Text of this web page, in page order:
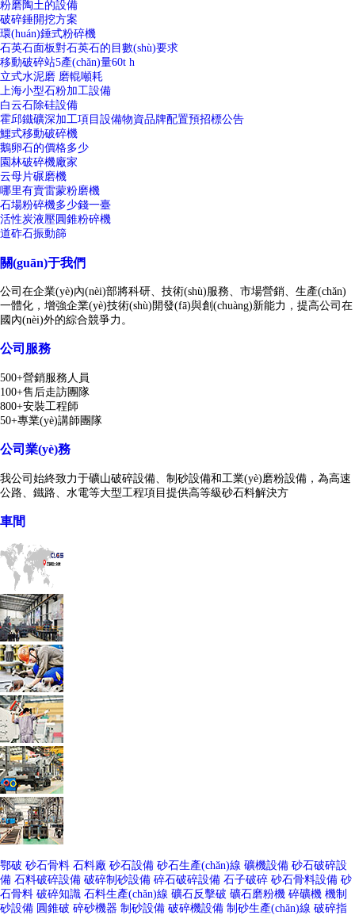
粉磨陶土的設備
破碎錘開挖方案
環(huán)錘式粉碎機
石英石面板對石英石的目數(shù)要求
移動破碎站5產(chǎn)量60t h
立式水泥磨 磨輥噸耗
上海小型石粉加工設備
白云石除硅設備
霍邱鐵礦深加工項目設備物資品牌配置預招標公告
鱷式移動破碎機
鵝卵石的價格多少
園林破碎機廠家
云母片碾磨機
哪里有賣雷蒙粉磨機
石場粉碎機多少錢一臺
活性炭液壓圓錐粉碎機
道砟石振動篩
關(guān)于我們
公司在企業(yè)內(nèi)部將科研、技術(shù)服務、市場營銷、生產(chǎn)
一體化，增強企業(yè)技術(shù)開發(fā)與創(chuàng)新能力，提高公司在
國內(nèi)外的綜合競爭力。
公司服務
500+營銷服務人員
100+售后走訪團隊
800+安裝工程師
50+專業(yè)講師團隊
公司業(yè)務
我公司始終致力于礦山破碎設備、制砂設備和工業(yè)磨粉設備，為高速
公路、鐵路、水電等大型工程項目提供高等級砂石料解決方
車間
鄂破 砂石骨料 石料廠 砂石設備 砂石生產(chǎn)線 礦機設備 砂石破碎設
備 石料破碎設備 破碎制砂設備 碎石破碎設備 石子破碎 砂石骨料設備 砂
石骨料 破碎知識 石料生產(chǎn)線 礦石反擊破 礦石磨粉機 碎礦機 機制
砂設備 圓錐破 碎砂機器 制砂設備 破碎機設備 制砂生產(chǎn)線 破碎指